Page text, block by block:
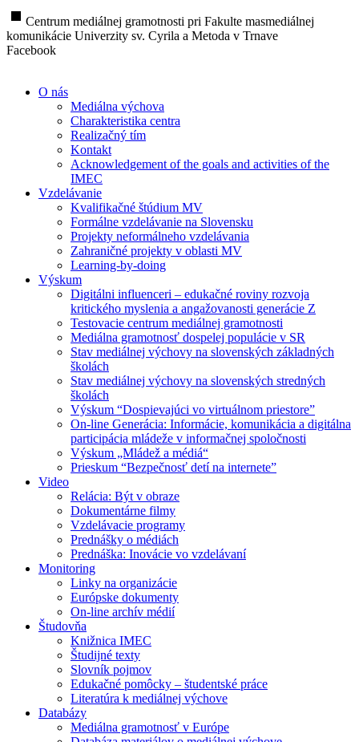
stop Centrum mediálnej gramotnosti pri Fakulte masmediálnej
komunikácie Univerzity sv. Cyrila a Metoda v Trnave
Facebook
O nás
Mediálna výchova
Charakteristika centra
Realizačný tím
Kontakt
Acknowledgement of the goals and activities of the
IMEC
Vzdelávanie
Kvalifikačné štúdium MV
Formálne vzdelávanie na Slovensku
Projekty neformálneho vzdelávania
Zahraničné projekty v oblasti MV
Learning-by-doing
Výskum
Digitálni influenceri – edukačné roviny rozvoja
kritického myslenia a angažovanosti generácie Z
Testovacie centrum mediálnej gramotnosti
Mediálna gramotnosť dospelej populácie v SR
Stav mediálnej výchovy na slovenských základných
školách
Stav mediálnej výchovy na slovenských stredných
školách
Výskum “Dospievajúci vo virtuálnom priestore”
On-line Generácia: Informácie, komunikácia a digitálna
participácia mládeže v informačnej spoločnosti
Výskum „Mládež a médiá“
Prieskum “Bezpečnosť detí na internete”
Video
Relácia: Být v obraze
Dokumentárne filmy
Vzdelávacie programy
Prednášky o médiách
Prednáška: Inovácie vo vzdelávaní
Monitoring
Linky na organizácie
Európske dokumenty
On-line archív médií
Študovňa
Knižnica IMEC
Študijné texty
Slovník pojmov
Edukačné pomôcky – študentské práce
Literatúra k mediálnej výchove
Databázy
Mediálna gramotnosť v Európe